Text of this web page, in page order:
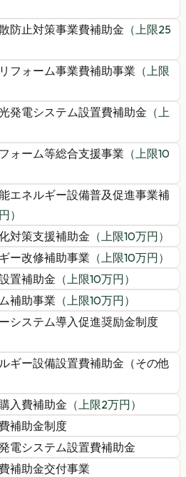
防止対策事業費補助金 （上限25
フォーム事業費補助事業 （上限
発電システム設置費補助金 （上
ォーム等総合支援事業 （上限10
エネルギー設備普及促進事業補
）
対策支援補助金 （上限10万円）
ー改修補助事業 （上限10万円）
置補助金 （上限10万円）
補助事業 （上限10万円）
システム導入促進奨励金制度
ギー設備設置費補助金（その他
入費補助金 （上限2万円）
補助金制度
電システム設置費補助金
補助金交付事業